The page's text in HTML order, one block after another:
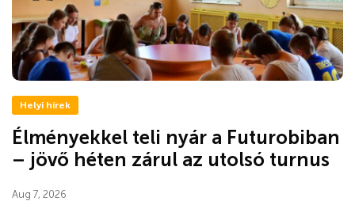
Helyi hírek
Élményekkel teli nyár a Futurobiban
– jövő héten zárul az utolsó turnus
Aug 7, 2026